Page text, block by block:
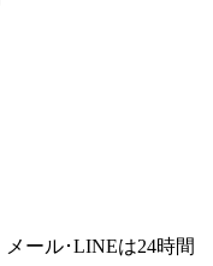
メール･LINEは24時間